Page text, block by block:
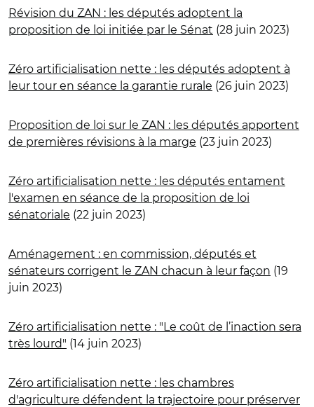
Révision du ZAN : les députés adoptent la
proposition de loi initiée par le Sénat (28 juin 2023)
Zéro artificialisation nette : les députés adoptent à
leur tour en séance la garantie rurale (26 juin 2023)
Proposition de loi sur le ZAN : les députés apportent
de premières révisions à la marge (23 juin 2023)
Zéro artificialisation nette : les députés entament
l'examen en séance de la proposition de loi
sénatoriale (22 juin 2023)
Aménagement : en commission, députés et
sénateurs corrigent le ZAN chacun à leur façon (19
juin 2023)
Zéro artificialisation nette : "Le coût de l’inaction sera
très lourd" (14 juin 2023)
Zéro artificialisation nette : les chambres
d'agriculture défendent la trajectoire pour préserver